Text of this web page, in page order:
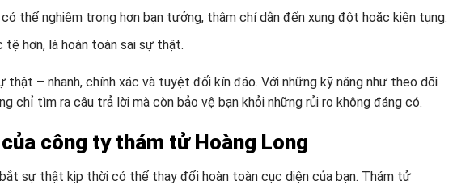
thể nghiêm trọng hơn bạn tưởng, thậm chí dẫn đến xung đột hoặc kiện tụng.
hơn, là hoàn toàn sai sự thật.
– nhanh, chính xác và tuyệt đối kín đáo. Với những kỹ năng như theo dõi
chỉ tìm ra câu trả lời mà còn bảo vệ bạn khỏi những rủi ro không đáng có.
công ty thám tử Hoàng Long
sự thật kịp thời có thể thay đổi hoàn toàn cục diện của bạn. Thám tử